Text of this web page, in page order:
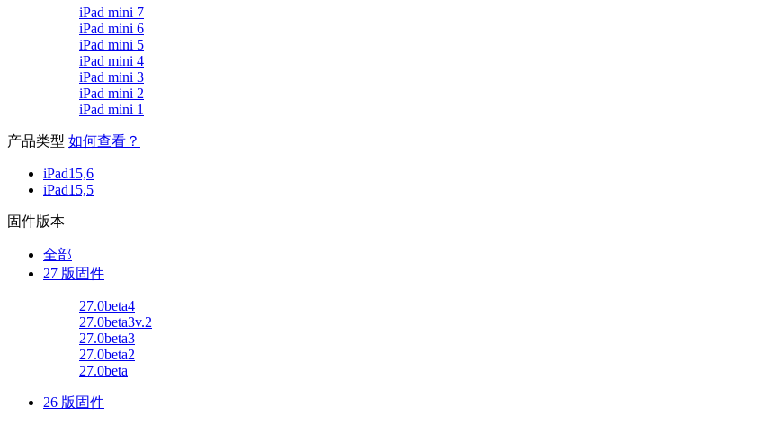
iPad mini 7
iPad mini 6
iPad mini 5
iPad mini 4
iPad mini 3
iPad mini 2
iPad mini 1
产品类型 如何查看？
iPad15,6
iPad15,5
固件版本
全部
27 版固件
27.0beta4
27.0beta3v.2
27.0beta3
27.0beta2
27.0beta
26 版固件